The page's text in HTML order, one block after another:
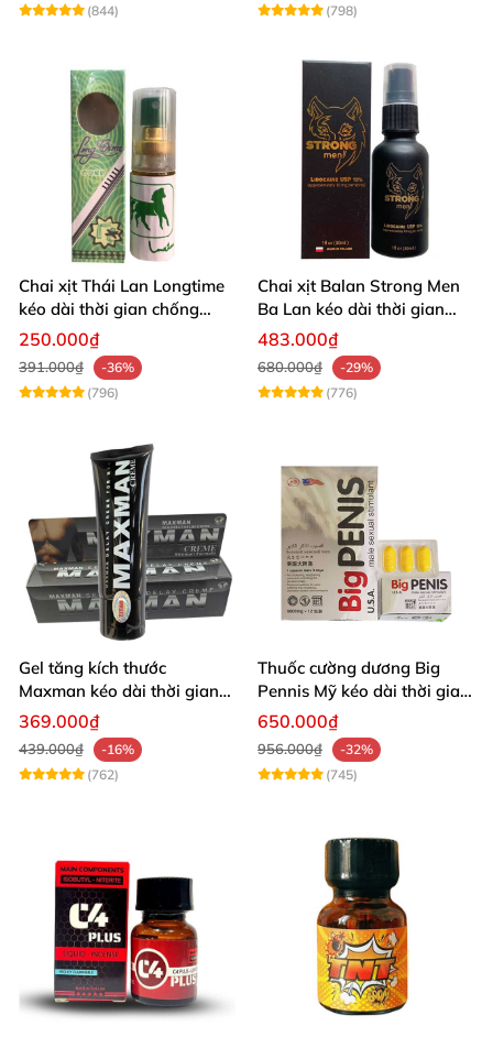
(844)
(798)
Chai xịt Thái Lan Longtime
kéo dài thời gian chống
xuất tinh sớm
250.000₫
391.000₫
-36%
(796)
Chai xịt Balan Strong Men
Ba Lan kéo dài thời gian
quan hệ
483.000₫
680.000₫
-29%
(776)
Gel tăng kích thước
Maxman kéo dài thời gian
quan hệ nhập Mỹ
369.000₫
439.000₫
-16%
(762)
Thuốc cường dương Big
Pennis Mỹ kéo dài thời gian
hiệu quả
650.000₫
956.000₫
-32%
(745)